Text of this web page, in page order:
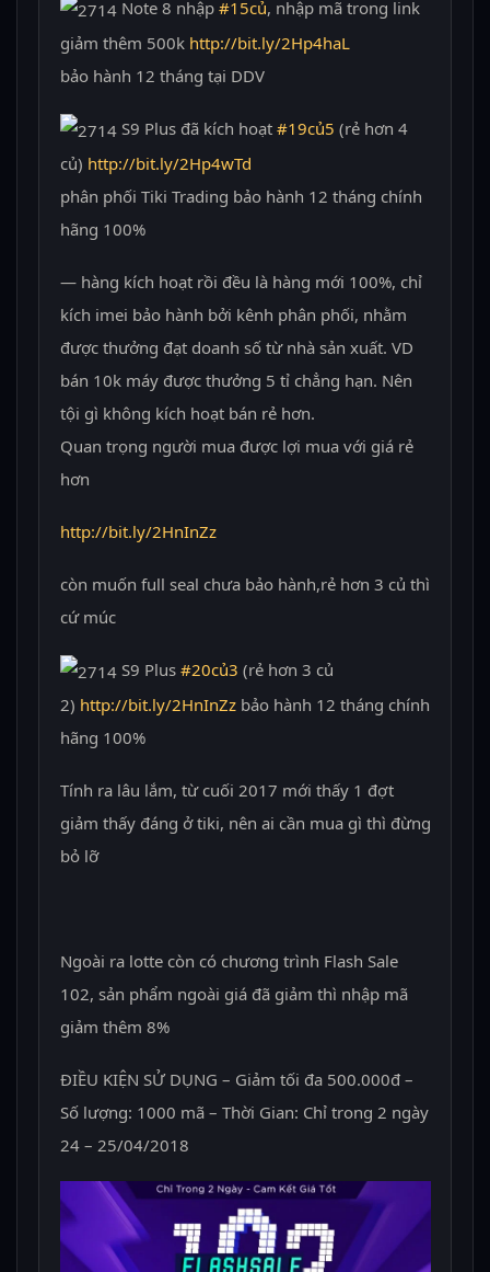
Note 8 nhập #15củ, nhập mã trong link
giảm thêm 500k http://bit.ly/2Hp4haL
bảo hành 12 tháng tại DDV
S9 Plus đã kích hoạt #19củ5 (rẻ hơn 4
củ) http://bit.ly/2Hp4wTd
phân phối Tiki Trading bảo hành 12 tháng chính
hãng 100%
— hàng kích hoạt rồi đều là hàng mới 100%, chỉ
kích imei bảo hành bởi kênh phân phối, nhằm
được thưởng đạt doanh số từ nhà sản xuất. VD
bán 10k máy được thưởng 5 tỉ chẳng hạn. Nên
tội gì không kích hoạt bán rẻ hơn.
Quan trọng người mua được lợi mua với giá rẻ
hơn
http://bit.ly/2HnInZz
còn muốn full seal chưa bảo hành,rẻ hơn 3 củ thì
cứ múc
S9 Plus #20củ3 (rẻ hơn 3 củ
2) http://bit.ly/2HnInZzbảo hành 12 tháng chính
hãng 100%
Tính ra lâu lắm, từ cuối 2017 mới thấy 1 đợt
giảm thấy đáng ở tiki, nên ai cần mua gì thì đừng
bỏ lỡ
Ngoài ra lotte còn có chương trình Flash Sale
102, sản phẩm ngoài giá đã giảm thì nhập mã
giảm thêm 8%
ĐIỀU KIỆN SỬ DỤNG – Giảm tối đa 500.000đ –
Số lượng: 1000 mã – Thời Gian: Chỉ trong 2 ngày
24 – 25/04/2018